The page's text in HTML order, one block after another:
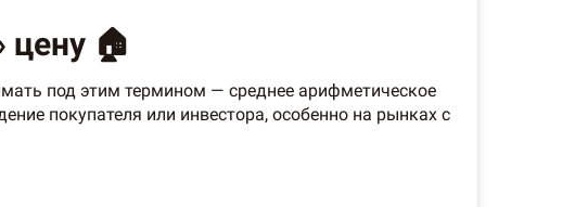
🏠
под этим термином — среднее арифметическое
покупателя или инвестора, особенно на рынках с